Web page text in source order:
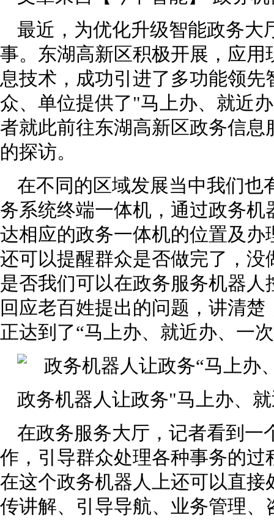
最近，为优化升级智能政务大
事。东湖高新区积极开展，应
息技术，成功引进了多功能领
众、单位提供了"马上办、就近
者就此前往东湖高新区政务信
的探访。
在不同的区域发展当中我们也
务系统终端一体机，通过政务
达相应的政务一体机的位置及
还可以提醒群众是否做完了，
是否我们可以在政务服务机器
回应老百姓提出的问题，讲清
正达到了“马上办、就近办、一
政务机器人让政务"马上办、
在政务服务大厅，记者看到一
作，引导群众处理各种事务的
在这个政务机器人上还可以直
传讲解、引导导航、业务管理